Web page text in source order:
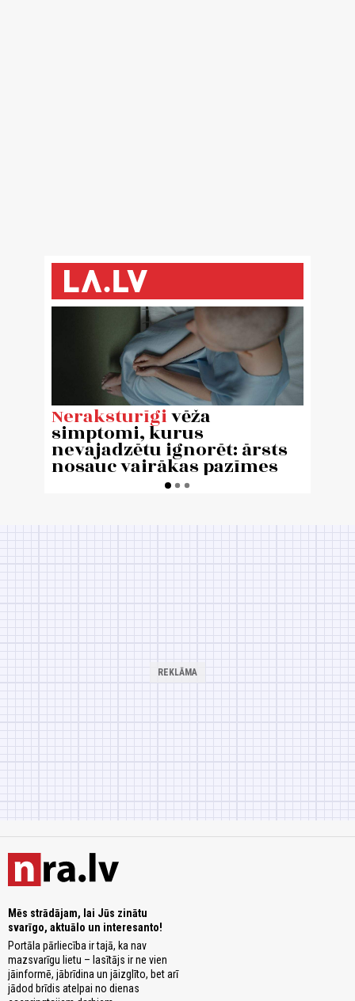
Mēs strādājam, lai Jūs zinātu
svarīgo, aktuālo un interesanto!
Portāla pārliecība ir tajā, ka nav
mazsvarīgu lietu – lasītājs ir ne vien
jāinformē, jābrīdina un jāizglīto, bet arī
jādod brīdis atelpai no dienas